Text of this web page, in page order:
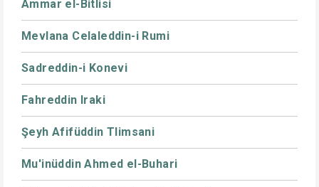
Ammar el-Bitlisi
Mevlana Celaleddin-i Rumi
Sadreddin-i Konevi
Fahreddin Iraki
Şeyh Afifüddin Tlimsani
Mu'inüddin Ahmed el-Buhari